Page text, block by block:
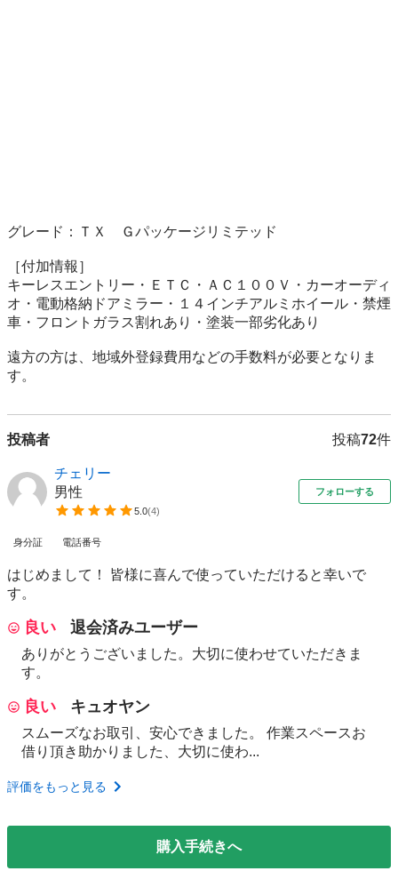
グレード：ＴＸ　Ｇパッケージリミテッド
［付加情報］
キーレスエントリー・ＥＴＣ・ＡＣ１００Ｖ・カーオーディ
オ・電動格納ドアミラー・１４インチアルミホイール・禁煙
車・フロントガラス割れあり・塗装一部劣化あり
遠方の方は、地域外登録費用などの手数料が必要となりま
す。
投稿者 投稿72件
チェリー
男性
5.0(4)
フォローする
身分証 電話番号
はじめまして！ 皆様に喜んで使っていただけると幸いで
す。
良い 退会済みユーザー
ありがとうございました。大切に使わせていただきま
す。
良い キュオヤン
スムーズなお取引、安心できました。 作業スペースお
借り頂き助かりました、大切に使わ...
評価をもっと見る
購入手続きへ